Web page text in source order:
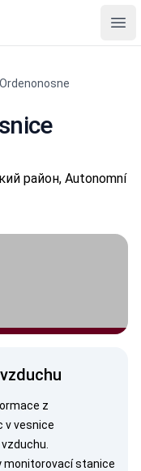
район, Autonomní
z
v vesnice
monitorovací stanice